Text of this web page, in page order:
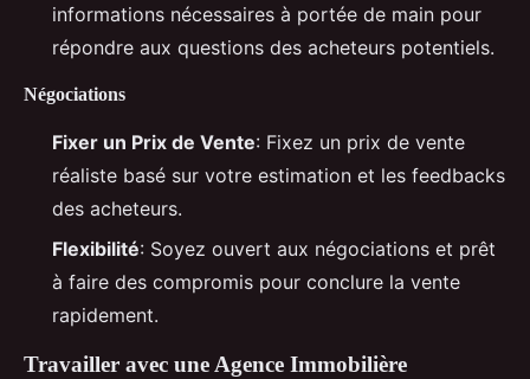
informations nécessaires à portée de main pour
répondre aux questions des acheteurs potentiels.
Négociations
Fixer un Prix de Vente: Fixez un prix de vente
réaliste basé sur votre estimation et les feedbacks
des acheteurs.
Flexibilité: Soyez ouvert aux négociations et prêt
à faire des compromis pour conclure la vente
rapidement.
Travailler avec une Agence Immobilière